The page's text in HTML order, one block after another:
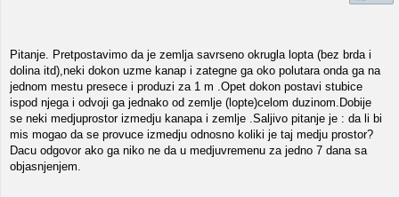
Pitanje. Pretpostavimo da je zemlja savrseno okrugla lopta (bez brda i
dolina itd),neki dokon uzme kanap i zategne ga oko polutara onda ga na
jednom mestu presece i produzi za 1 m .Opet dokon postavi stubice
ispod njega i odvoji ga jednako od zemlje (lopte)celom duzinom.Dobije
se neki medjuprostor izmedju kanapa i zemlje .Saljivo pitanje je : da li bi
mis mogao da se provuce izmedju odnosno koliki je taj medju prostor?
Dacu odgovor ako ga niko ne da u medjuvremenu za jedno 7 dana sa
objasnjenjem.